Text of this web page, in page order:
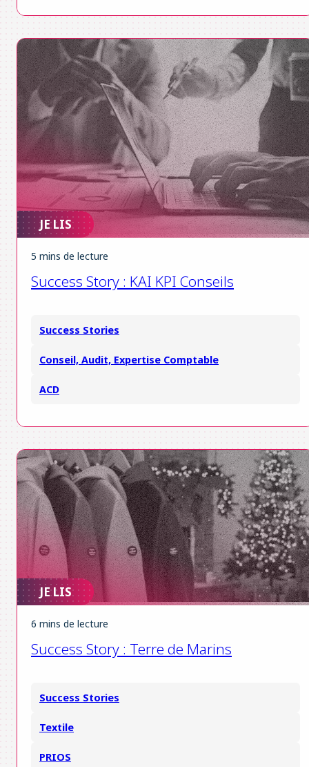
JE LIS
5 mins de lecture
Success Story : KAI KPI Conseils
Success Stories
Conseil, Audit, Expertise Comptable
ACD
JE LIS
6 mins de lecture
Success Story : Terre de Marins
Success Stories
Textile
PRIOS